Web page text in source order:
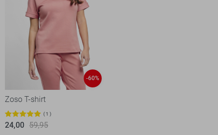
-60%
Zoso T-shirt
1
24,00 59,95